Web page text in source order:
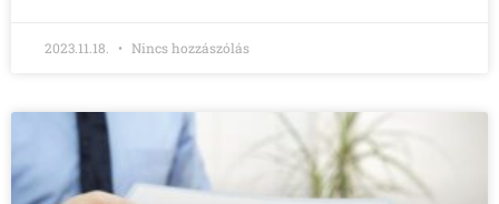
2023.11.18. Nincs hozzászólás